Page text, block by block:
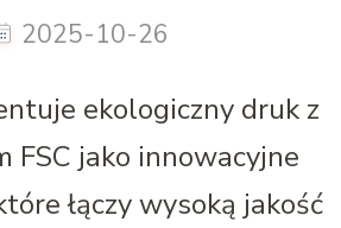
2025-10-26
ekologiczny druk z
FSC jako innowacyjne
łączy wysoką jakość